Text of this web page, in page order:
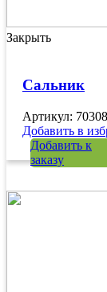
Закрыть
Сальник
Артикул:
Добавить в
Добавить к
заказу